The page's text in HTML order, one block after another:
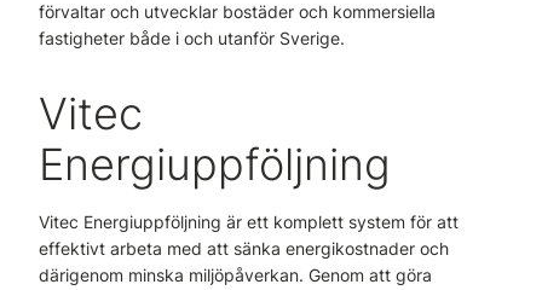
förvaltar och utvecklar bostäder och kommersiella
fastigheter både i och utanför Sverige.
Vitec
Energiuppföljning
Vitec Energiuppföljning är ett komplett system för att
effektivt arbeta med att sänka energikostnader och
därigenom minska miljöpåverkan. Genom att göra